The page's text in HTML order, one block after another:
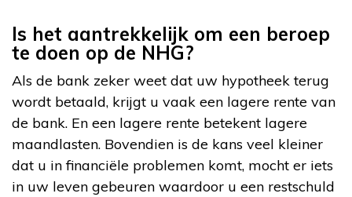
Is het aantrekkelijk om een beroep
te doen op de NHG?
Als de bank zeker weet dat uw hypotheek terug
wordt betaald, krijgt u vaak een lagere rente van
de bank. En een lagere rente betekent lagere
maandlasten. Bovendien is de kans veel kleiner
dat u in financiële problemen komt, mocht er iets
in uw leven gebeuren waardoor u een restschuld